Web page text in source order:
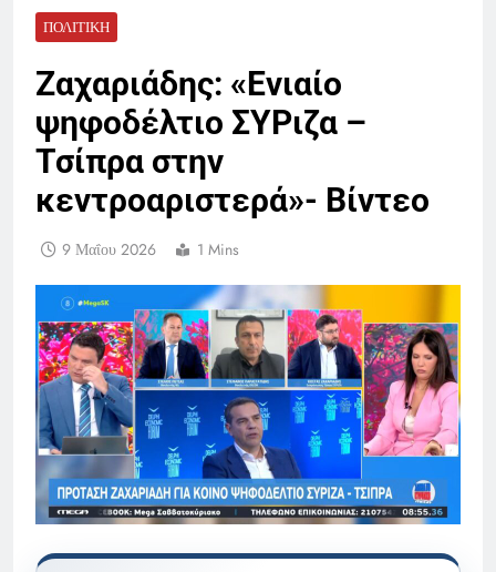
ΠΟΛΙΤΙΚΉ
Ζαχαριάδης: «Ενιαίο
ψηφοδέλτιο ΣΥΡιζα –
Τσίπρα στην
κεντροαριστερά»- Βίντεο
9 Μαΐου 2026 1 Mins